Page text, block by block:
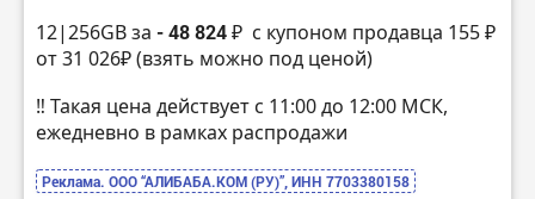
12|256GB за - 48 824 ₽ с купоном продавца 155 ₽
от 31 026₽ (взять можно под ценой)
‼️ Такая цена действует с 11:00 до 12:00 МСК,
ежедневно в рамках распродажи
Реклама. ООО “АЛИБАБА.КОМ (РУ)”, ИНН 7703380158